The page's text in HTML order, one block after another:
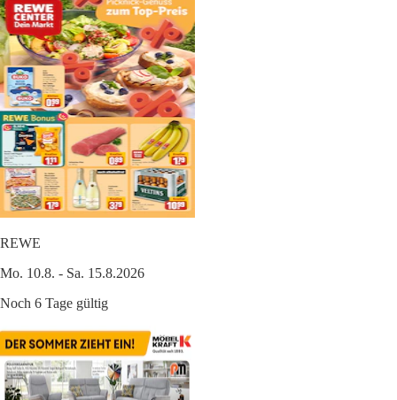
REWE
Mo. 10.8. - Sa. 15.8.2026
Noch 6 Tage gültig